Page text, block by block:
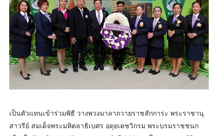
เป็นตัวแทนเข้าร่วมพิธี วางพวงมาลาถวายราชสักการะ พระราชานุ
สาวรีย์ สมเด็จพระมหิตลาธิเบศร อดุยเดชวิกรม พระบรมราชชนก